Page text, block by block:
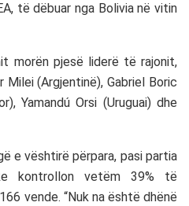
të dëbuar nga Bolivia në vitin
morën pjesë liderë të rajonit,
(Argjentinë), Gabriel Boric
Yamandú Orsi (Uruguai) dhe
e vështirë përpara, pasi partia
kontrollon vetëm 39% të
vende. “Nuk na është dhënë